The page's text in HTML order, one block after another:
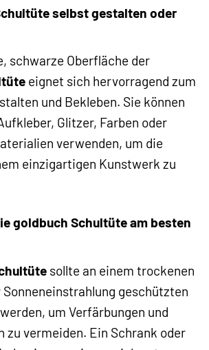
selbst gestalten oder
schwarze Oberfläche der
eignet sich hervorragend zum
und Bekleben. Sie können
Glitzer, Farben oder
verwenden, um die
einzigartigen Kunstwerk zu
goldbuch Schultüte am besten
sollte an einem trockenen
geschützten
um Verfärbungen und
zu vermeiden. Ein Schrank oder